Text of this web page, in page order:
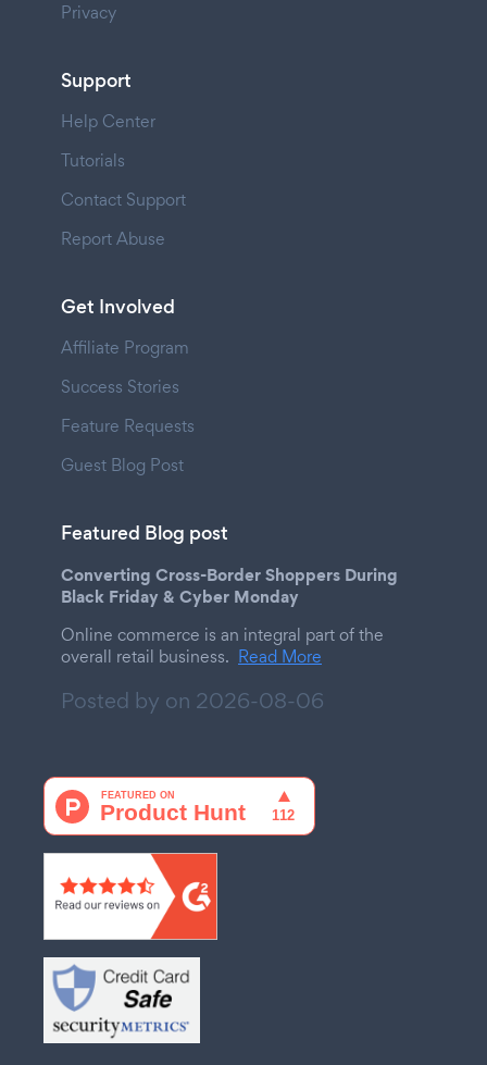
Privacy
Support
Help Center
Tutorials
Contact Support
Report Abuse
Get Involved
Affiliate Program
Success Stories
Feature Requests
Guest Blog Post
Featured Blog post
Converting Cross-Border Shoppers During
Black Friday & Cyber Monday
Online commerce is an integral part of the
overall retail business. Read More
Posted by on 2026-08-06